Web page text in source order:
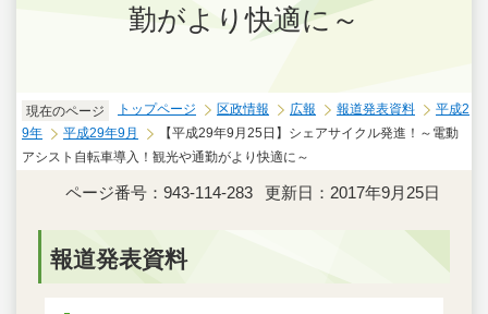
勤がより快適に～
現在のページ トップページ 区政情報 広報 報道発表資料
平成2
9年
平成29年9月
【平成29年9月25日】シェアサイクル発進！～電動
アシスト自転車導入！観光や通勤がより快適に～
ページ番号：943-114-283 更新日：2017年9月25日
報道発表資料